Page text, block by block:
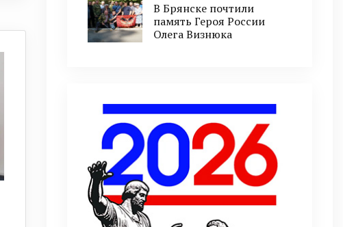
В Брянске почтили
память Героя России
Олега Визнюка